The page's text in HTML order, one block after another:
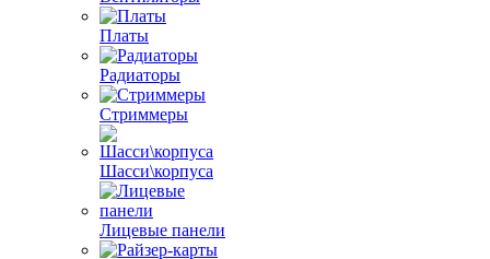
Платы
Радиаторы
Стриммеры
Шасси\корпуса
Лицевые панели